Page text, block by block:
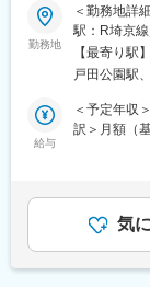
■職務内容：
・医療事務
・事務全般
・事務長、
■当社につい
医療を取り
病院運営は
いかに合理
今後の病院
勤務地
＜勤務地詳
駅：R埼京
囲：無
【最寄り駅】
戸田公園駅
給与
＜予定年収
訳＞月額（
給(月額)は
気